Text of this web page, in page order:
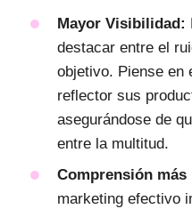
Mayor Visibilidad:
destacar entre el
objetivo. Piense en
reflector sus
asegurándose de
entre la multitud.
Comprensión
marketing efectivo